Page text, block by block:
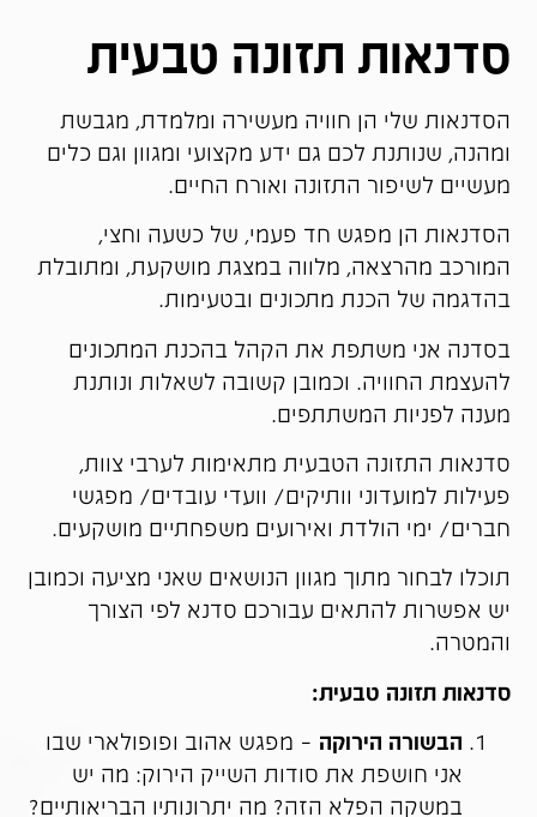
סדנאות תזונה טבעית
הסדנאות שלי הן חוויה מעשירה ומלמדת, מגבשת
ומהנה, שנותנת לכם גם ידע מקצועי ומגוון וגם כלים
מעשיים לשיפור התזונה ואורח החיים.
הסדנאות הן מפגש חד פעמי, של כשעה וחצי,
המורכב מהרצאה, מלווה במצגת מושקעת, ומתובלת
בהדגמה של הכנת מתכונים ובטעימות.
בסדנה אני משתפת את הקהל בהכנת המתכונים
להעצמת החוויה. וכמובן קשובה לשאלות ונותנת
מענה לפניות המשתתפים.
סדנאות התזונה הטבעית מתאימות לערבי צוות,
פעילות למועדוני וותיקים/ וועדי עובדים/ מפגשי
חברים/ ימי הולדת ואירועים משפחתיים מושקעים.
תוכלו לבחור מתוך מגוון הנושאים שאני מציעה וכמובן
יש אפשרות להתאים עבורכם סדנא לפי הצורך
והמטרה.
סדנאות תזונה טבעית:
הבשורה הירוקה – מפגש אהוב ופופולארי שבו
אני חושפת את סודות השייק הירוק: מה יש
במשקה הפלא הזה? מה יתרונותיו הבריאותיים?